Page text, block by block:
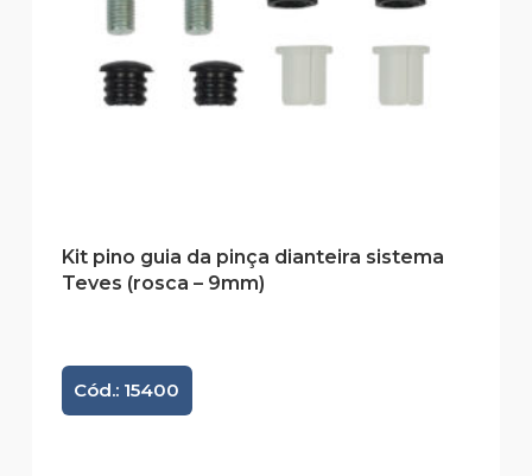
Kit pino guia da pinça dianteira sistema
Teves (rosca – 9mm)
Cód.: 15400